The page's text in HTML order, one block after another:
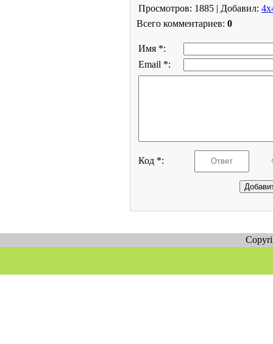
Просмотров: 1885 | Добавил:
Всего комментариев: 0
Имя *:
Email *:
Код *: